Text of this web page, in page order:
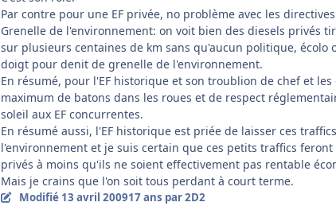
Par contre pour une EF privée, no problème avec les
Grenelle de l'environnement: on voit bien des diesels privés
sur plusieurs centaines de km sans qu'aucun politique, écolo
doigt pour denit de grenelle de l'environnement.
En résumé, pour l'EF historique et son troublion de chef et
maximum de batons dans les roues et de respect
soleil aux EF concurrentes.
En résumé aussi, l'EF historique est priée de laisser ces
l'environnement et je suis certain que ces petits traffics
privés à moins qu'ils ne soient effectivement pas rentable
Mais je crains que l'on soit tous perdant à court terme.
Modifié 13 avril 200917 ans par 2D2